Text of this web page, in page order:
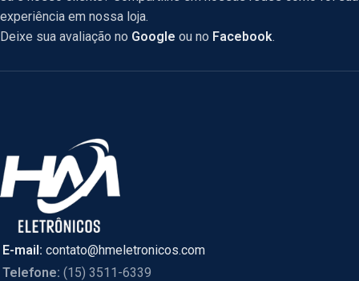
experiência em nossa loja.
Deixe sua avaliação no Google ou no Facebook.
E-mail: contato@hmeletronicos.com
Telefone: (15) 3511-6339